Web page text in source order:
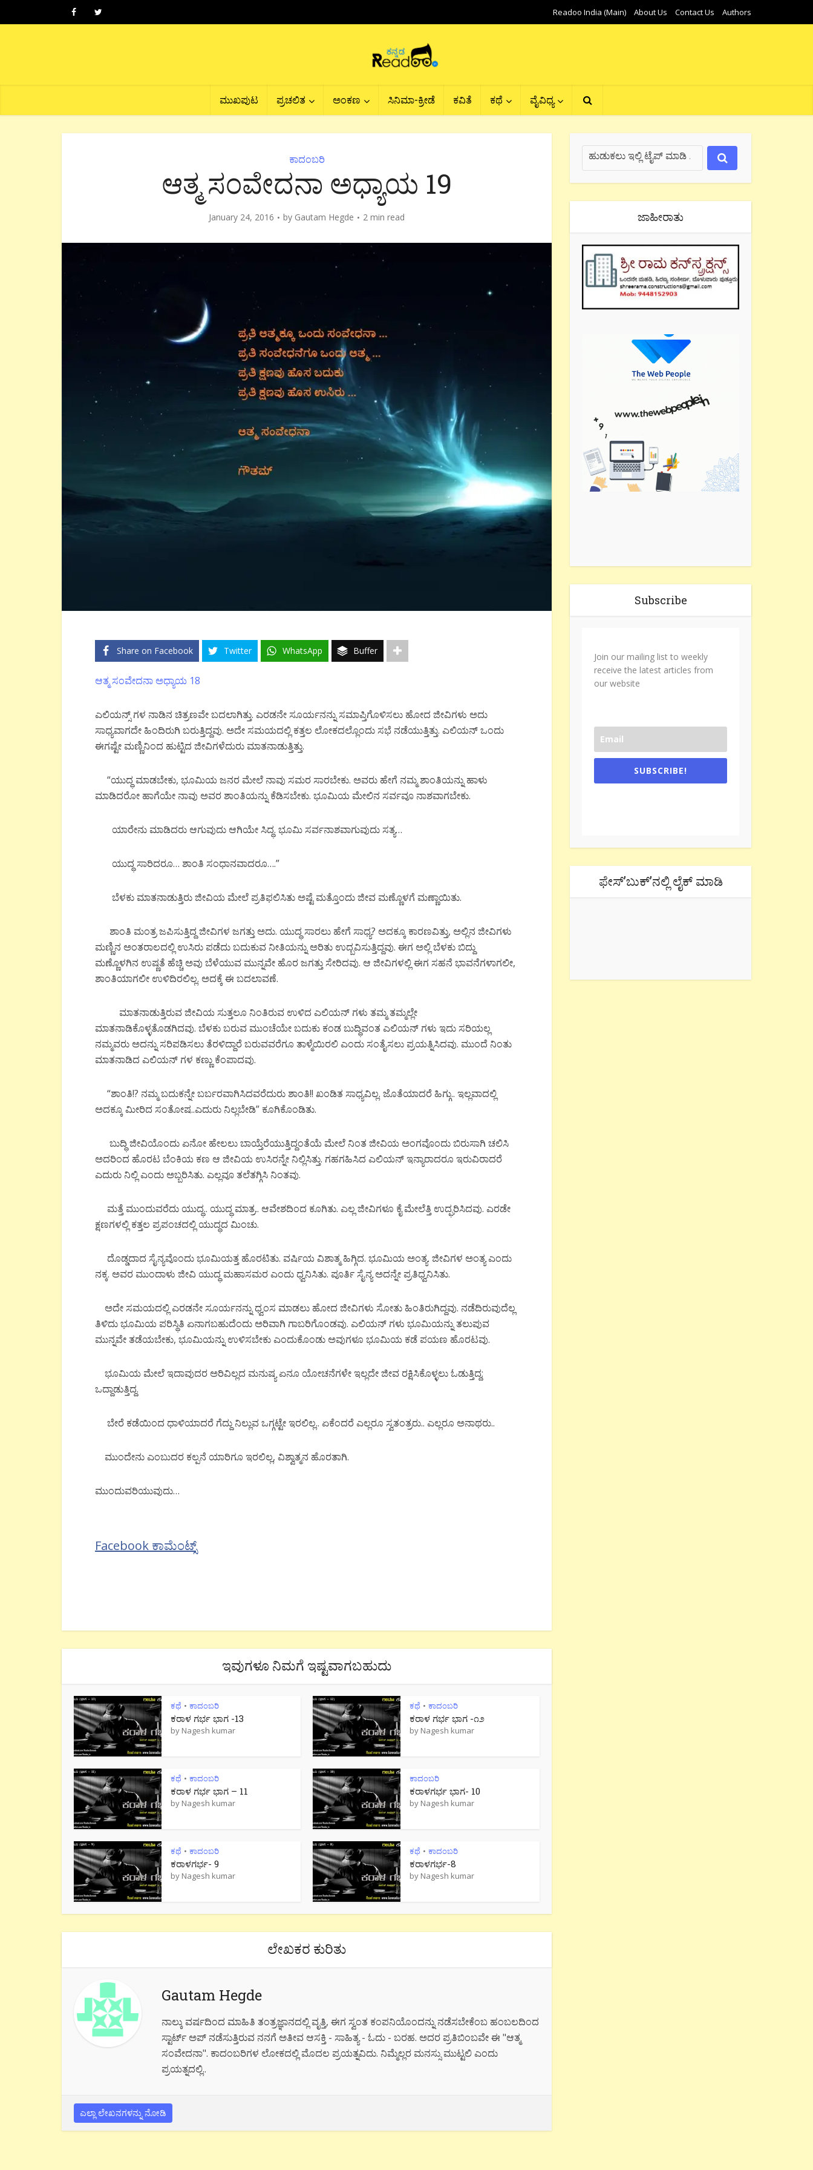
Readoo India (Main) About Us Contact Us Authors
ಮುಖಪುಟ ಪ್ರಚಲಿತ ಅಂಕಣ ಸಿನಿಮಾ-ಕ್ರೀಡೆ ಕವಿತೆ ಕಥೆ ವೈವಿಧ್ಯ
ಕಾದಂಬರಿ
ಆತ್ಮ ಸಂವೇದನಾ ಅಧ್ಯಾಯ 19
January 24, 2016 by Gautam Hegde 2 min read
Share on Facebook Twitter WhatsApp Buffer
ಆತ್ಮ ಸಂವೇದನಾ ಅಧ್ಯಾಯ 18
ಎಲಿಯನ್ಸ್ ಗಳ ನಾಡಿನ ಚಿತ್ರಣವೇ ಬದಲಾಗಿತ್ತು. ಎರಡನೇ ಸೂರ್ಯನನ್ನು ಸಮಾಪ್ತಿಗೊಳಿಸಲು ಹೋದ ಜೀವಿಗಳು ಅದು
ಸಾಧ್ಯವಾಗದೇ ಹಿಂದಿರುಗಿ ಬರುತ್ತಿದ್ದವು. ಅದೇ ಸಮಯದಲ್ಲಿ ಕತ್ತಲ ಲೋಕದಲ್ಲೊಂದು ಸಭೆ ನಡೆಯುತ್ತಿತ್ತು. ಎಲಿಯನ್ ಒಂದು
ಈಗಷ್ಟೇ ಮಣ್ಣಿನಿಂದ ಹುಟ್ಟಿದ ಜೀವಿಗಳೆದುರು ಮಾತನಾಡುತ್ತಿತ್ತು.
“ಯುದ್ಧ ಮಾಡಬೇಕು, ಭೂಮಿಯ ಜನರ ಮೇಲೆ ನಾವು ಸಮರ ಸಾರಬೇಕು. ಅವರು ಹೇಗೆ ನಮ್ಮ ಶಾಂತಿಯನ್ನು ಹಾಳು
ಮಾಡಿದರೋ ಹಾಗೆಯೇ ನಾವು ಅವರ ಶಾಂತಿಯನ್ನು ಕೆಡಿಸಬೇಕು. ಭೂಮಿಯ ಮೇಲಿನ ಸರ್ವವೂ ನಾಶವಾಗಬೇಕು.
ಯಾರೇನು ಮಾಡಿದರು ಆಗುವುದು ಆಗಿಯೇ ಸಿದ್ಧ. ಭೂಮಿ ಸರ್ವನಾಶವಾಗುವುದು ಸತ್ಯ…
ಯುದ್ಧ ಸಾರಿದರೂ… ಶಾಂತಿ ಸಂಧಾನವಾದರೂ….”
ಬೆಳಕು ಮಾತನಾಡುತ್ತಿರು ಜೀವಿಯ ಮೇಲೆ ಪ್ರತಿಫಲಿಸಿತು ಅಷ್ಟೆ ಮತ್ತೊಂದು ಜೀವ ಮಣ್ಣೊಳಗೆ ಮಣ್ಣಾಯಿತು.
ಶಾಂತಿ ಮಂತ್ರ ಜಪಿಸುತ್ತಿದ್ದ ಜೀವಿಗಳ ಜಗತ್ತು ಅದು. ಯುದ್ಧ ಸಾರಲು ಹೇಗೆ ಸಾಧ್ಯ? ಅದಕ್ಕೂ ಕಾರಣವಿತ್ತು, ಅಲ್ಲಿನ ಜೀವಿಗಳು
ಮಣ್ಣಿನ ಅಂತರಾಲದಲ್ಲಿ ಉಸಿರು ಪಡೆದು ಬದುಕುವ ನೀತಿಯನ್ನು ಅರಿತು ಉದ್ಬವಿಸುತ್ತಿದ್ದವು. ಈಗ ಅಲ್ಲಿ ಬೆಳಕು ಬಿದ್ದು
ಮಣ್ಣೊಳಗಿನ ಉಷ್ಣತೆ ಹೆಚ್ಚಿ ಅವು ಬೆಳೆಯುವ ಮುನ್ನವೇ ಹೊರ ಜಗತ್ತು ಸೇರಿದವು. ಆ ಜೀವಿಗಳಲ್ಲಿ ಈಗ ಸಹನೆ ಭಾವನೆಗಳಾಗಲೀ,
ಶಾಂತಿಯಾಗಲೀ ಉಳಿದಿರಲಿಲ್ಲ. ಅದಕ್ಕೆ ಈ ಬದಲಾವಣೆ.
ಮಾತನಾಡುತ್ತಿರುವ ಜೀವಿಯ ಸುತ್ತಲೂ ನಿಂತಿರುವ ಉಳಿದ ಎಲಿಯನ್ ಗಳು ತಮ್ಮ ತಮ್ಮಲ್ಲೇ
ಮಾತನಾಡಿಕೊಳ್ಳತೊಡಗಿದವು. ಬೆಳಕು ಬರುವ ಮುಂಚೆಯೇ ಬದುಕು ಕಂಡ ಬುದ್ಧಿವಂತ ಎಲಿಯನ್ ಗಳು ಇದು ಸರಿಯಲ್ಲ
ನಮ್ಮವರು ಅದನ್ನು ಸರಿಪಡಿಸಲು ತೆರಳಿದ್ದಾರೆ ಬರುವವರೆಗೂ ತಾಳ್ಮೆಯಿರಲಿ ಎಂದು ಸಂತೈಸಲು ಪ್ರಯತ್ನಿಸಿದವು. ಮುಂದೆ ನಿಂತು
ಮಾತನಾಡಿದ ಎಲಿಯನ್ ಗಳ ಕಣ್ಣು ಕೆಂಪಾದವು.
“ಶಾಂತಿ!? ನಮ್ಮ ಬದುಕನ್ನೇ ಬರ್ಬರವಾಗಿಸಿದವರೆದುರು ಶಾಂತಿ!! ಖಂಡಿತ ಸಾಧ್ಯವಿಲ್ಲ. ಜೊತೆಯಾದರೆ ಹಿಗ್ಗು.. ಇಲ್ಲವಾದಲ್ಲಿ
ಅದಕ್ಕೂ ಮೀರಿದ ಸಂತೋಷ..ಎದುರು ನಿಲ್ಲಬೇಡಿ” ಕೂಗಿಕೊಂಡಿತು.
ಬುದ್ಧಿ ಜೀವಿಯೊಂದು ಏನೋ ಹೇಲಲು ಬಾಯ್ತೆರೆಯುತ್ತಿದ್ದಂತೆಯೆ ಮೇಲೆ ನಿಂತ ಜೀವಿಯ ಅಂಗವೊಂದು ಬಿರುಸಾಗಿ ಚಲಿಸಿ
ಅದರಿಂದ ಹೊರಟ ಬೆಂಕಿಯ ಕಣ ಆ ಜೀವಿಯ ಉಸಿರನ್ನೇ ನಿಲ್ಲಿಸಿತ್ತು. ಗಹಗಹಿಸಿದ ಎಲಿಯನ್ ಇನ್ಯಾರಾದರೂ ಇರುವಿರಾದರೆ
ಎದುರು ನಿಲ್ಲಿ ಎಂದು ಅಬ್ಬರಿಸಿತು. ಎಲ್ಲವೂ ತಲೆತಗ್ಗಿಸಿ ನಿಂತವು.
ಮತ್ತೆ ಮುಂದುವರೆದು ಯುದ್ಧ.. ಯುದ್ಧ ಮಾತ್ರ.. ಆವೇಶದಿಂದ ಕೂಗಿತು. ಎಲ್ಲ ಜೀವಿಗಳೂ ಕೈ ಮೇಲೆತ್ತಿ ಉದ್ಘರಿಸಿದವು. ಎರಡೇ
ಕ್ಷಣಗಳಲ್ಲಿ ಕತ್ತಲ ಪ್ರಪಂಚದಲ್ಲಿ ಯುದ್ಧದ ಮಿಂಚು.
ದೊಡ್ಡದಾದ ಸೈನ್ಯವೊಂದು ಭೂಮಿಯತ್ತ ಹೊರಟಿತು. ವರ್ಷಿಯ ವಿಶಾತ್ಮ ಹಿಗ್ಗಿದ. ಭೂಮಿಯ ಅಂತ್ಯ. ಜೀವಿಗಳ ಅಂತ್ಯ ಎಂದು
ನಕ್ಕ. ಅವರ ಮುಂದಾಳು ಜೀವಿ ಯುದ್ಧ ಮಹಾಸಮರ ಎಂದು ಧ್ವನಿಸಿತು. ಪೂರ್ತಿ ಸೈನ್ಯ ಅದನ್ನೇ ಪ್ರತಿಧ್ವನಿಸಿತು.
ಅದೇ ಸಮಯದಲ್ಲಿ ಎರಡನೇ ಸೂರ್ಯನನ್ನು ಧ್ವಂಸ ಮಾಡಲು ಹೋದ ಜೀವಿಗಳು ಸೋತು ಹಿಂತಿರುಗಿದ್ದವು. ನಡೆದಿರುವುದೆಲ್ಲ
ತಿಳಿದು ಭೂಮಿಯ ಪರಿಸ್ಥಿತಿ ಏನಾಗಬಹುದೆಂದು ಅರಿವಾಗಿ ಗಾಬರಿಗೊಂಡವು. ಎಲಿಯನ್ ಗಳು ಭೂಮಿಯನ್ನು ತಲುಪುವ
ಮುನ್ನವೇ ತಡೆಯಬೇಕು, ಭೂಮಿಯನ್ನು ಉಳಿಸಬೇಕು ಎಂದುಕೊಂಡು ಅವುಗಳೂ ಭೂಮಿಯ ಕಡೆ ಪಯಣ ಹೊರಟವು.
ಭೂಮಿಯ ಮೇಲೆ ಇದಾವುದರ ಅರಿವಿಲ್ಲದ ಮನುಷ್ಯ ಏನೂ ಯೋಚನೆಗಳೇ ಇಲ್ಲದೇ ಜೀವ ರಕ್ಷಿಸಿಕೊಳ್ಳಲು ಓಡುತ್ತಿದ್ದ;
ಒದ್ದಾಡುತ್ತಿದ್ದ.
ಬೇರೆ ಕಡೆಯಿಂದ ಧಾಳಿಯಾದರೆ ಗೆದ್ದು ನಿಲ್ಲುವ ಒಗ್ಗಟ್ಟೇ ಇರಲಿಲ್ಲ.. ಏಕೆಂದರೆ ಎಲ್ಲರೂ ಸ್ವತಂತ್ರರು.. ಎಲ್ಲರೂ ಅನಾಥರು..
ಮುಂದೇನು ಎಂಬುದರ ಕಲ್ಪನೆ ಯಾರಿಗೂ ಇರಲಿಲ್ಲ, ವಿಶ್ವಾತ್ಮನ ಹೊರತಾಗಿ.
ಮುಂದುವರಿಯುವುದು…
Facebook ಕಾಮೆಂಟ್ಸ್
ಇವುಗಳೂ ನಿಮಗೆ ಇಷ್ಟವಾಗಬಹುದು
ಕಥೆ • ಕಾದಂಬರಿ
ಕರಾಳ ಗರ್ಭ ಭಾಗ -13
by Nagesh kumar
ಕಥೆ • ಕಾದಂಬರಿ
ಕರಾಳ ಗರ್ಭ ಭಾಗ -೧೨
by Nagesh kumar
ಕಥೆ • ಕಾದಂಬರಿ
ಕರಾಳ ಗರ್ಭ ಭಾಗ – 11
by Nagesh kumar
ಕಾದಂಬರಿ
ಕರಾಳಗರ್ಭ ಭಾಗ- 10
by Nagesh kumar
ಕಥೆ • ಕಾದಂಬರಿ
ಕರಾಳಗರ್ಭ- 9
by Nagesh kumar
ಕಥೆ • ಕಾದಂಬರಿ
ಕರಾಳಗರ್ಭ-8
by Nagesh kumar
ಲೇಖಕರ ಕುರಿತು
Gautam Hegde
ನಾಲ್ಕು ವರ್ಷದಿಂದ ಮಾಹಿತಿ ತಂತ್ರಜ್ಞಾನದಲ್ಲಿ ವೃತ್ತಿ, ಈಗ ಸ್ವಂತ ಕಂಪನಿಯೊಂದನ್ನು ನಡೆಸಬೇಕೆಂಬ ಹಂಬಲದಿಂದ
ಸ್ಟಾರ್ಟ್ ಅಪ್ ನಡೆಸುತ್ತಿರುವ ನನಗೆ ಅತೀವ ಆಸಕ್ತಿ - ಸಾಹಿತ್ಯ - ಓದು - ಬರಹ. ಅದರ ಪ್ರತಿಬಿಂಬವೇ ಈ "ಆತ್ಮ
ಸಂವೇದನಾ". ಕಾದಂಬರಿಗಳ ಲೋಕದಲ್ಲಿ ಮೊದಲ ಪ್ರಯತ್ನವಿದು. ನಿಮ್ಮೆಲ್ಲರ ಮನಸ್ಸು ಮುಟ್ಟಲಿ ಎಂದು
ಪ್ರಯತ್ನದಲ್ಲಿ..
ಎಲ್ಲಾ ಲೇಖನಗಳನ್ನು ನೋಡಿ
ಜಾಹೀರಾತು
Subscribe
Join our mailing list to weekly
receive the latest articles from
our website
SUBSCRIBE!
ಫೇಸ್’ಬುಕ್’ನಲ್ಲಿ ಲೈಕ್ ಮಾಡಿ